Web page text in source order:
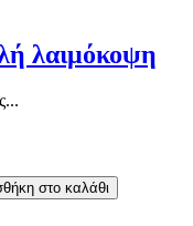
λαιμόκοψη